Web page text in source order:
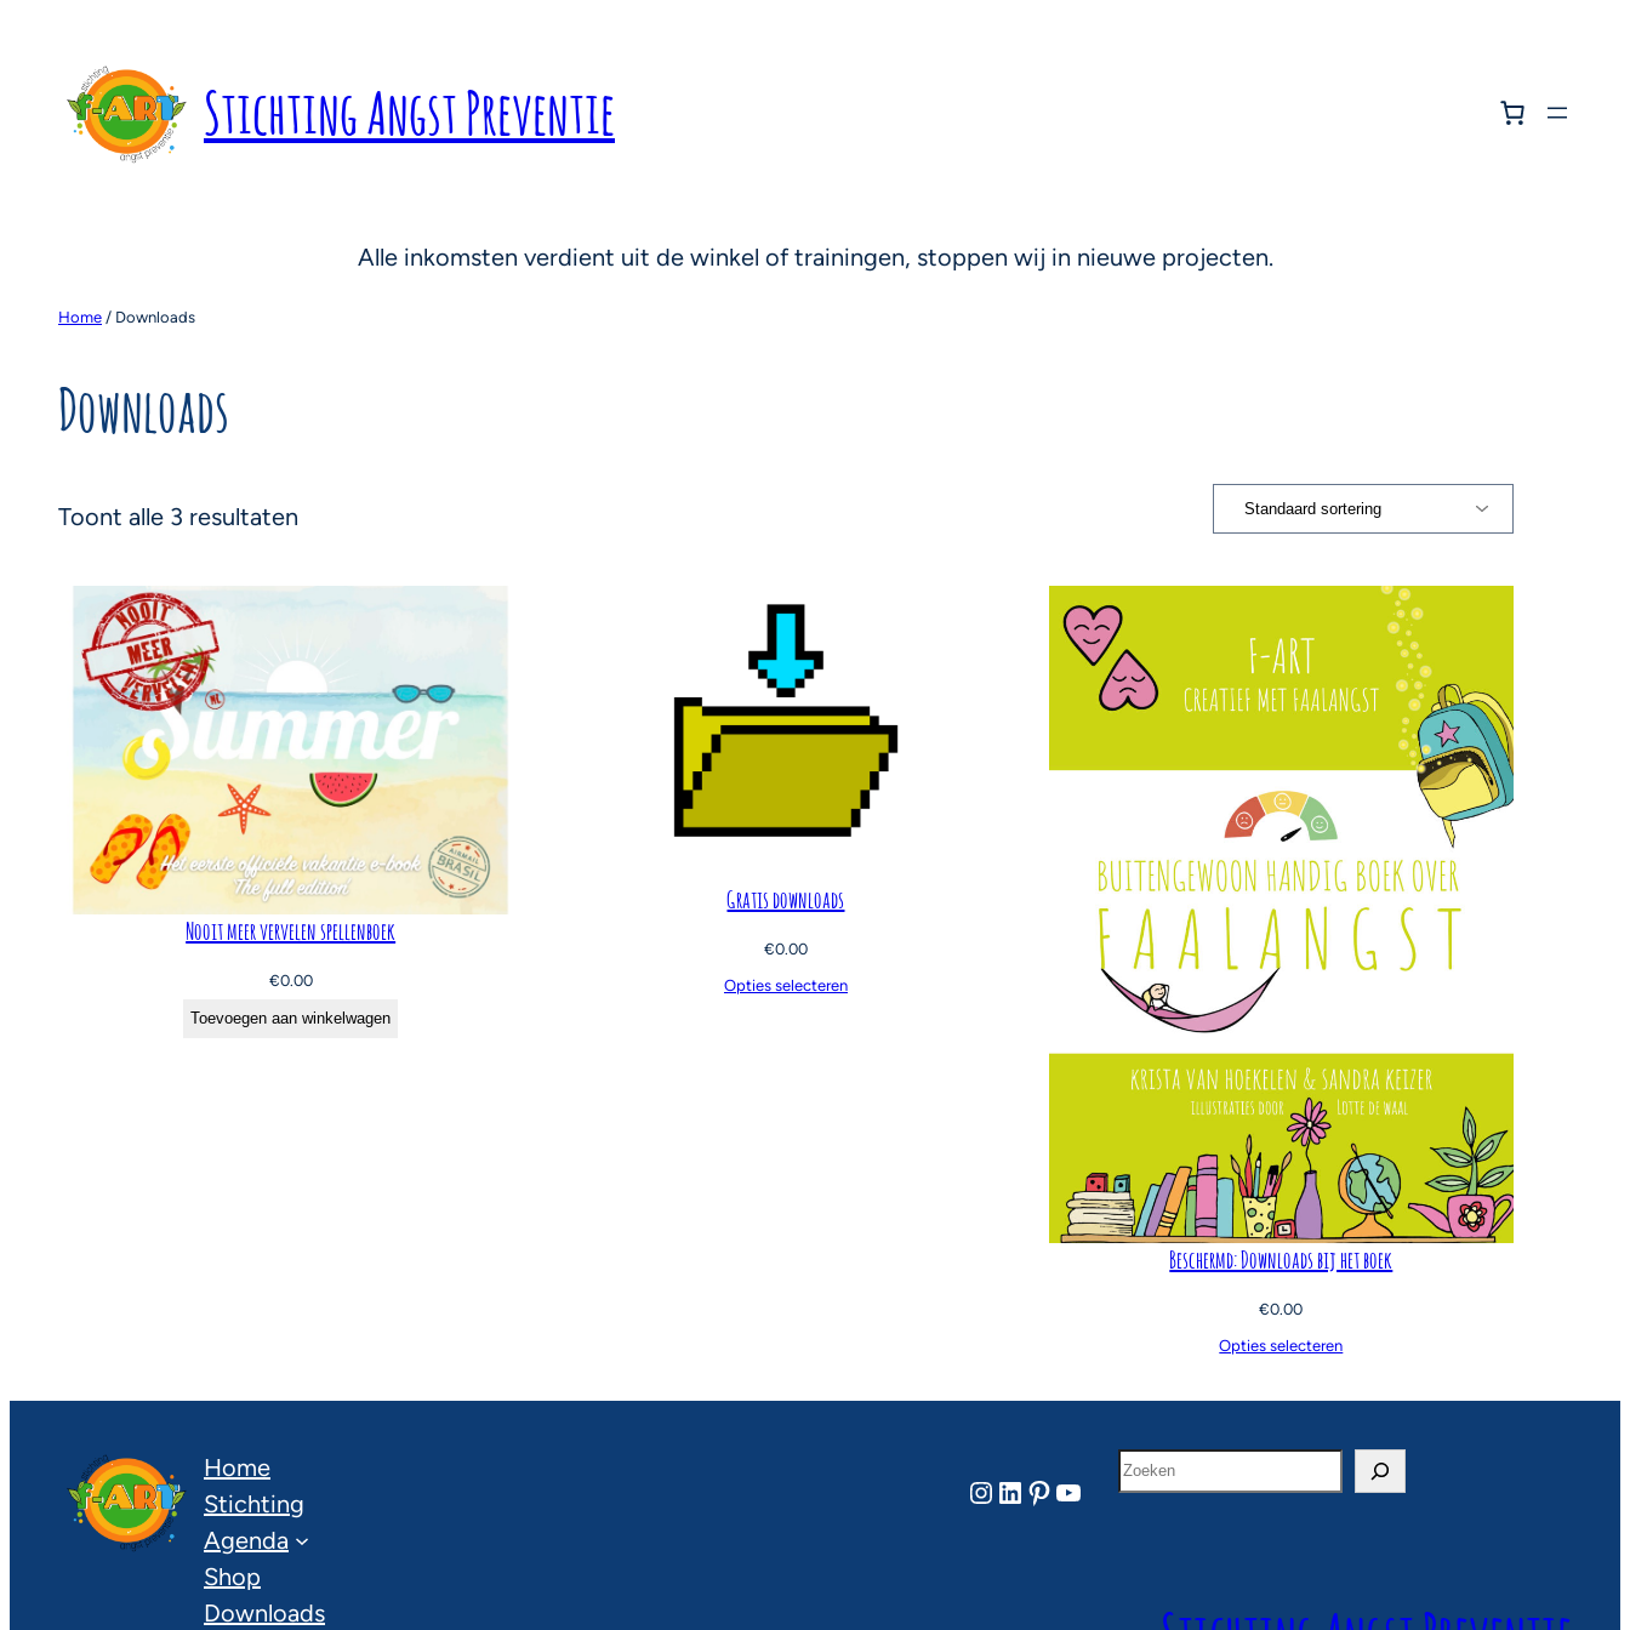
Stichting Angst Preventie
Alle inkomsten verdient uit de winkel of trainingen, stoppen wij in nieuwe projecten.
Home / Downloads
Downloads
Toont alle 3 resultaten
Nooit meer vervelen spellenboek
€0.00
Toevoegen aan winkelwagen
Gratis downloads
€0.00
Opties selecteren
Beschermd: Downloads bij het boek
€0.00
Opties selecteren
Home
Stichting
Agenda
Shop
Downloads
Instagram LinkedIn Pinterest YouTube
Z
o